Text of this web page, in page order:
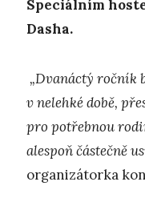
Speciálním
Dasha.
„Dvanáctý ročník
v nelehké době,
pro potřebnou
alespoň částečně
organizátorka